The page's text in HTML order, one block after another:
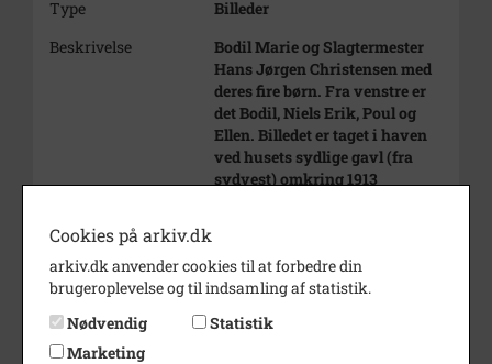
Type
Billeder
Beskrivelse
Bodil Marie og Slagtermester
Hans Jørgen Christensen med
deres fire børn. Fra venstre er
det Bodil, Niels Erik, Poul og
Ellen. Billedet er taget i haven
ved husets sydlige gavl (fra
sydvest) omkring 1913
Dateringsnote
Omkring 1913
Fotograf
Ukendt
Størrelse
10 x 15
Cookies på arkiv.dk
arkiv.dk anvender cookies til at forbedre din
brugeroplevelse og til indsamling af statistik.
Nødvendig
Statistik
Marketing